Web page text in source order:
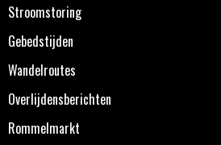
Stroomstoring
Gebedstijden
Wandelroutes
Overlijdensberichten
Rommelmarkt